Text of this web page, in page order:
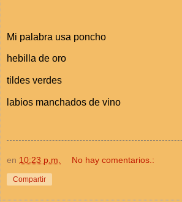
Mi palabra usa poncho
hebilla de oro
tildes verdes
labios manchados de vino
en 10:23 p.m. No hay comentarios.:
Compartir